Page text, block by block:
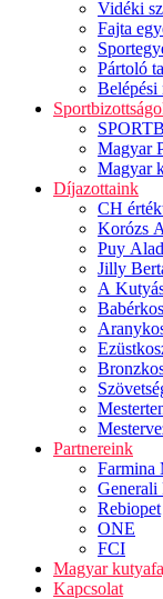
Vidéki
Fajta
Pártoló
Magyar
Magyar
Díjazottaink
CH
Korózs
Puy
Jilly
A
Partnereink
Farmina
Rebiopet
ONE
FCI
Magyar
Kapcsolat